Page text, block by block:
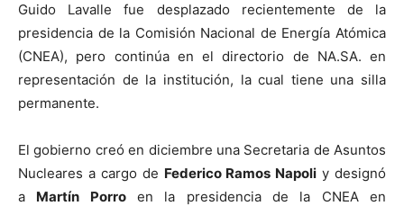
Guido Lavalle fue desplazado recientemente de la
presidencia de la Comisión Nacional de Energía Atómica
(CNEA), pero continúa en el directorio de NA.SA. en
representación de la institución, la cual tiene una silla
permanente.
El gobierno creó en diciembre una Secretaria de Asuntos
Nucleares a cargo de Federico Ramos Napoli y designó
a Martín Porroen la presidencia de la CNEA en